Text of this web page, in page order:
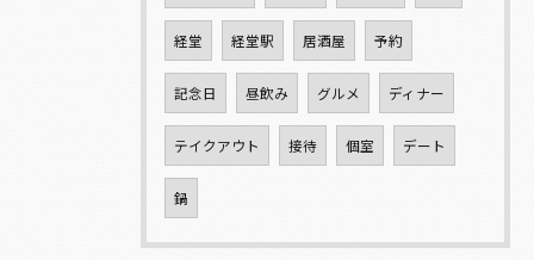
経堂 経堂駅 居酒屋 予約
記念日 昼飲み グルメ ディナー
テイクアウト 接待 個室 デート
鍋